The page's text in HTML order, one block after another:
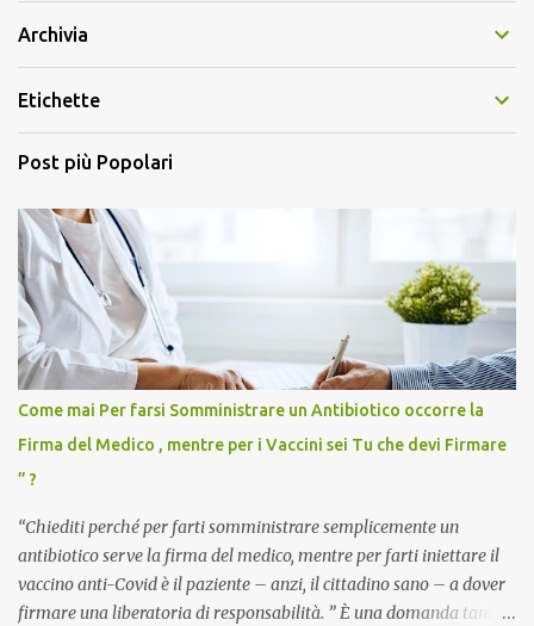
Archivia
Etichette
Post più Popolari
Come mai Per farsi Somministrare un Antibiotico occorre la
Firma del Medico , mentre per i Vaccini sei Tu che devi Firmare
” ?
“Chiediti perché per farti somministrare semplicemente un
antibiotico serve la firma del medico, mentre per farti iniettare il
vaccino anti-Covid è il paziente – anzi, il cittadino sano – a dover
firmare una liberatoria di responsabilità. ” È una domanda tanto